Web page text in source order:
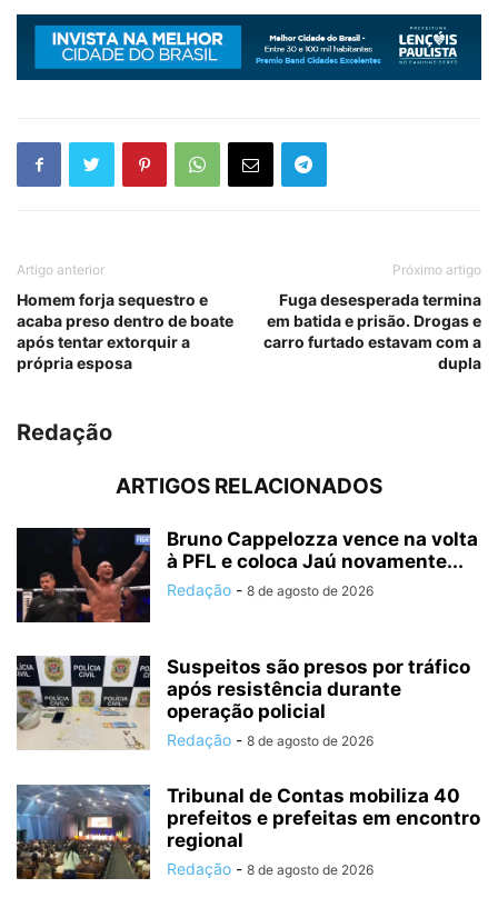
Artigo anterior
Homem forja sequestro e
acaba preso dentro de boate
após tentar extorquir a
própria esposa
Próximo artigo
Fuga desesperada termina
em batida e prisão. Drogas e
carro furtado estavam com a
dupla
Redação
ARTIGOS RELACIONADOS
Bruno Cappelozza vence na volta
à PFL e coloca Jaú novamente...
Redação - 8 de agosto de 2026
Suspeitos são presos por tráfico
após resistência durante
operação policial
Redação - 8 de agosto de 2026
Tribunal de Contas mobiliza 40
prefeitos e prefeitas em encontro
regional
Redação - 8 de agosto de 2026